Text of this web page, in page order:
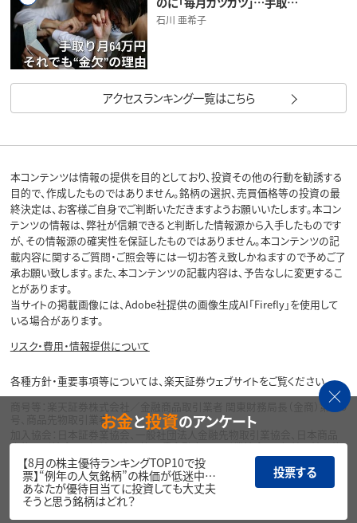
石川 亜希子
アクセスランキング一覧はこちら
本コンテンツは情報の提供を目的としており、投資その他の行動を勧誘する
目的で、作成したものではありません。銘柄の選択、売買価格等の投資の最
終決定は、お客様ご自身でご判断いただきますようお願いいたします。本コン
テンツの情報は、弊社が信頼できると判断した情報源から入手したものです
が、その情報源の確実性を保証したものではありません。本コンテンツの記
載内容に関するご質問・ご照会等には一切お答え致しかねますので予めご了
承お願い致します。また、本コンテンツの記載内容は、予告なしに変更するこ
とがあります。
当サイトの掲載画像には、Adobe社提供の画像生成AI「Firefly」を使用して
いる場合があります。
リスク・費用・情報提供について
各種方針・重要事項等については、楽天証券ウェブサイトをご覧ください。
商号等：楽天証券株式会社／金融商品取引業者 関東財務局長（金商）第195
号、商品先物取引業者
加入協会：日本証券業協会、一般社団法人金融先物取引業協会、日本商品
先物取引協会、一般社団法人第二種金融商品取引業協会、一般社団法人資
産運用業協会
Copyright©
1999-2026 Rakuten Securities, Inc. All
お金と投資のアンケート
【8月の株主優待ランキングTOP10で投
票】“例年の人気銘柄”の株価が低迷中…
あなたが優待目当てに投資しても大丈夫
そうと思う銘柄はどれ？
投票する